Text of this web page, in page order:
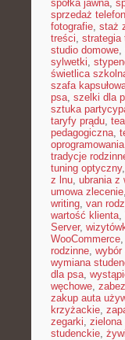
spółka jawna,
sprzedaż
fotografie, staż
treści, strategia
studio domowe,
sylwetki,
świetlica
szafa
psa, szelki dla
sztuka
taryfy prądu,
pedagogiczna,
oprogramowania
tradycje
tuning optyczny,
z lnu, ubrania z
umowa zlecenie,
writing, van
wartość klienta,
Server,
WooCommerce,
rodzinne, wybór
wymiana
dla psa,
węchowe,
zakup auta
krzyżackie,
zegarki, zielona
studenckie,